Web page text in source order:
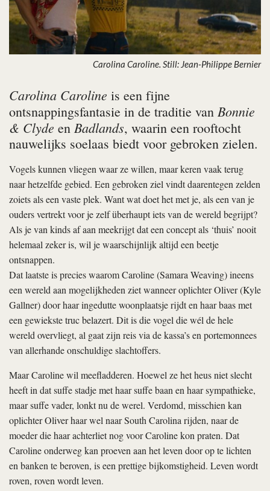
Carolina Caroline. Still: Jean-Philippe Bernier
Carolina Caroline is een fijne
ontsnappingsfantasie in de traditie van Bonnie
& Clyde en Badlands, waarin een rooftocht
nauwelijks soelaas biedt voor gebroken zielen.
Vogels kunnen vliegen waar ze willen, maar keren vaak terug
naar hetzelfde gebied. Een gebroken ziel vindt daarentegen zelden
zoiets als een vaste plek. Want wat doet het met je, als een van je
ouders vertrekt voor je zelf überhaupt iets van de wereld begrijpt?
Als je van kinds af aan meekrijgt dat een concept als ‘thuis’ nooit
helemaal zeker is, wil je waarschijnlijk altijd een beetje
ontsnappen.
Dat laatste is precies waarom Caroline (Samara Weaving) ineens
een wereld aan mogelijkheden ziet wanneer oplichter Oliver (Kyle
Gallner) door haar ingedutte woonplaatsje rijdt en haar baas met
een gewiekste truc belazert. Dit is die vogel die wél de hele
wereld overvliegt, al gaat zijn reis via de kassa’s en portemonnees
van allerhande onschuldige slachtoffers.
Maar Caroline wil meefladderen. Hoewel ze het heus niet slecht
heeft in dat suffe stadje met haar suffe baan en haar sympathieke,
maar suffe vader, lonkt nu de werel. Verdomd, misschien kan
oplichter Oliver haar wel naar South Carolina rijden, naar de
moeder die haar achterliet nog voor Caroline kon praten. Dat
Caroline onderweg kan proeven aan het leven door op te lichten
en banken te beroven, is een prettige bijkomstigheid. Leven wordt
roven, roven wordt leven.